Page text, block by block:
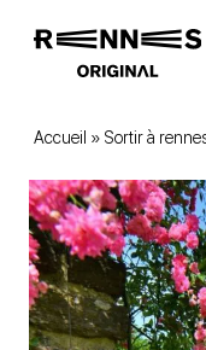
Accueil » Sortir à